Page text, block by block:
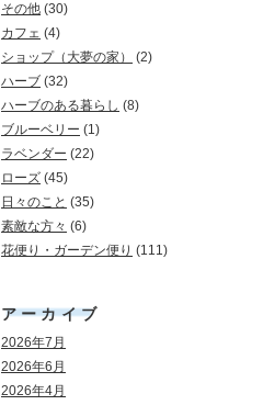
その他 (30)
カフェ (4)
ショップ（大夢の家）
(2)
ハーブ (32)
ハーブのある暮らし (8)
ブルーベリー (1)
ラベンダー (22)
ローズ (45)
日々のこと (35)
素敵な方々 (6)
花便り・ガーデン便り (111)
アーカイブ
2026年7月
2026年6月
2026年4月